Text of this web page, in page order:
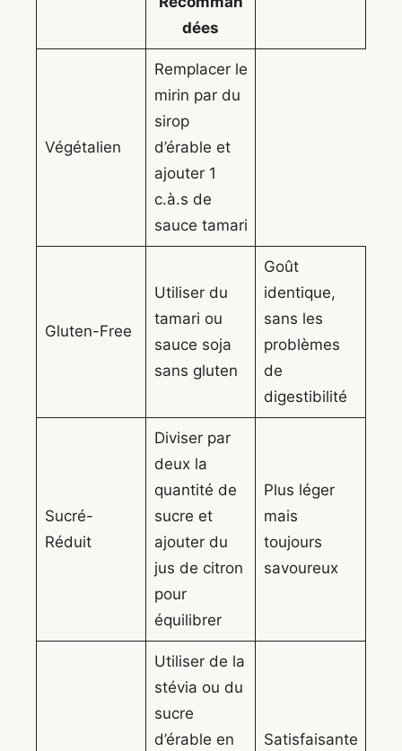
dées
Végétalien
Remplacer le
mirin par du
sirop
d’érable et
ajouter 1
c.à.s de
sauce tamari
Gluten-Free
Utiliser du
tamari ou
sauce soja
sans gluten
Goût
identique,
sans les
problèmes
de
digestibilité
Sucré-
Réduit
Diviser par
deux la
quantité de
sucre et
ajouter du
jus de citron
pour
équilibrer
Plus léger
mais
toujours
savoureux
Utiliser de la
stévia ou du
sucre
d’érable en
Satisfaisante